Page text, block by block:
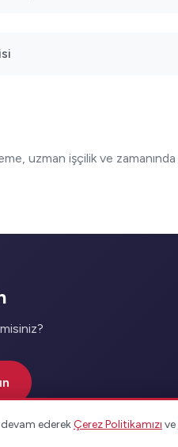
uzman işçilik ve zamanında
ederek Çerez Politikamızı ve